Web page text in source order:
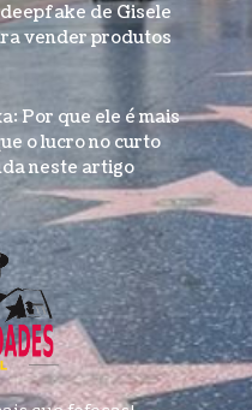
de Gisele
vender produtos
Por que ele é mais
o lucro no curto
neste artigo